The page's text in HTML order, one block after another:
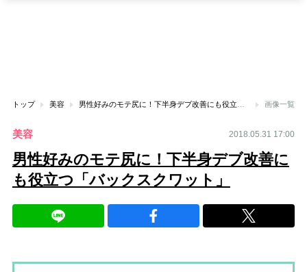
トップ 美容 画像一覧
美容 2018.05.31 17:00
男性好みのモテ尻に！下半身デブ改善に
も役立つ「バックスクワット」